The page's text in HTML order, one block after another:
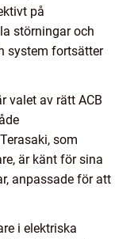
på
störningar och
system fortsätter
valet av rätt ACB
som
är känt för sina
anpassade för att
i elektriska